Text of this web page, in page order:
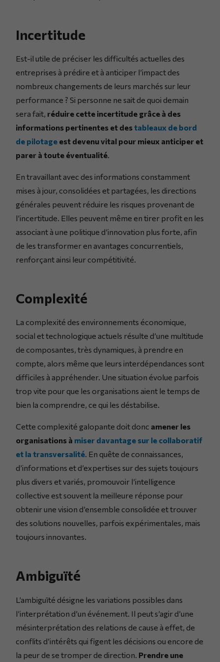
Incertitude
Est-il utile de préciser les difficultés actuelles des
entreprises à prédire et à anticiper l’impact des
nombreux changements de leurs marchés sur leur
performance ? Si personne ne sait de quoi demain
sera fait, réduire cette incertitude grâce à des
informations pertinentes et destableaux de bord
de pilotage est devenu vital pour mieux anticiper et
parer à toute éventualité.
En travaillant avec des informations constamment
mises à jour, consolidées et partagées, les directions
générales peuvent réduire les risques provenant de
l’incertitude. Elles peuvent même en tirer profit en les
associant à une politique d’innovation plus forte, afin
de les transformer en avantages concurrentiels,
renforçant ainsi leur compétitivité.
Complexité
La complexité des environnements économique,
social et technologique actuels résulte d’une multitude
de composantes, très dynamiques, à prendre en
compte, alors même que leurs interdépendances sont
difficiles à appréhender. Une situation évolue parfois
trop vite pour que les organisations aient le temps de
bien la comprendre, ce qui les déstabilise.
Cette complexité galopante doit donc amener les
organisations à miser davantage sur le collaboratif
et la transversalité. En quête de connaissances,
d’informations et d’expertises sur des sujets toujours
plus divers et variés, promouvoir l’intelligence
collective est souvent la meilleure réponse pour
obtenir une vision d’ensemble consolidée et trouver
des solutions nouvelles, parfois expérimentales, mais
toujours innovantes.
Ambiguïté
L’ambiguïté désigne les variations possibles dans
l’interprétation d’un événement. Il peut s’agir d’une
mésinterprétation des relations de cause à effet, de
conflits d’intérêts qui figent les décisions ou encore de
la peur de se tromper de direction. Prendre une